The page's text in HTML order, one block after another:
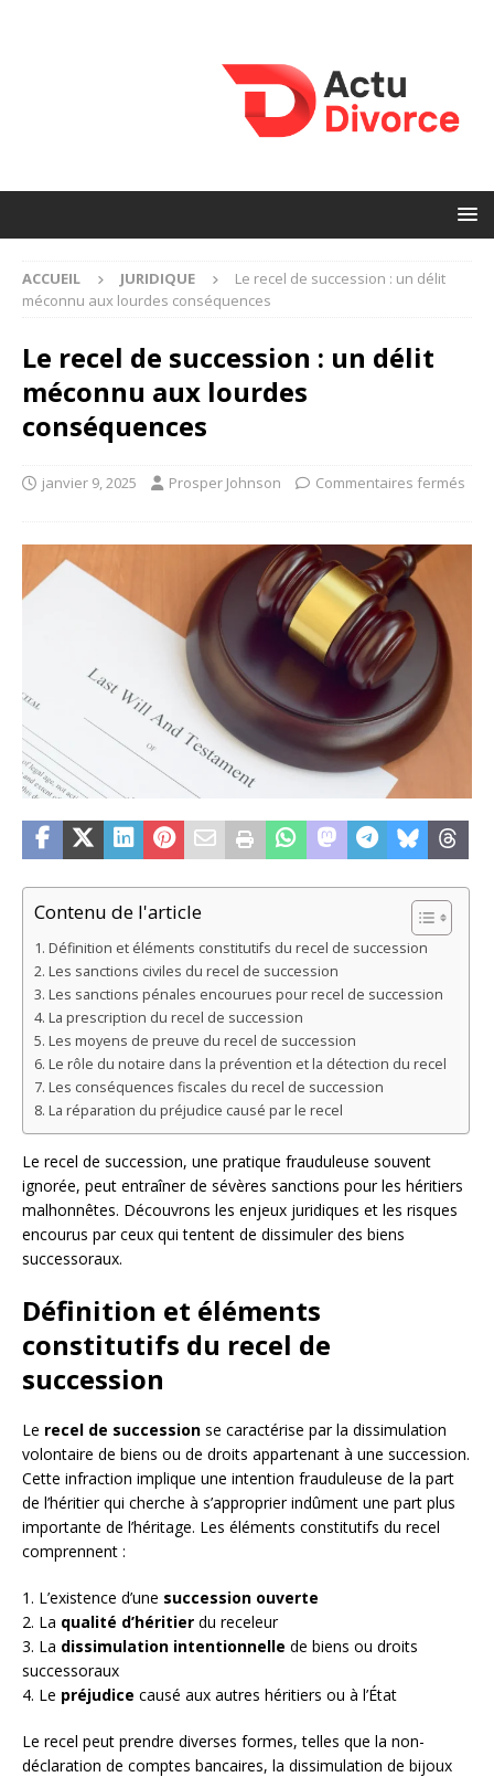
ACCUEIL JURIDIQUE
Le recel de succession : un délit
méconnu aux lourdes conséquences
Le recel de succession : un délit
méconnu aux lourdes
conséquences
janvier 9, 2025 Prosper Johnson Commentaires fermés
Contenu de l'article
Définition et éléments constitutifs du recel de succession
Les sanctions civiles du recel de succession
Les sanctions pénales encourues pour recel de succession
La prescription du recel de succession
Les moyens de preuve du recel de succession
Le rôle du notaire dans la prévention et la détection du recel
Les conséquences fiscales du recel de succession
La réparation du préjudice causé par le recel
Le recel de succession, une pratique frauduleuse souvent
ignorée, peut entraîner de sévères sanctions pour les héritiers
malhonnêtes. Découvrons les enjeux juridiques et les risques
encourus par ceux qui tentent de dissimuler des biens
successoraux.
Définition et éléments
constitutifs du recel de
succession
Le recel de succession se caractérise par la dissimulation
volontaire de biens ou de droits appartenant à une succession.
Cette infraction implique une intention frauduleuse de la part
de l’héritier qui cherche à s’approprier indûment une part plus
importante de l’héritage. Les éléments constitutifs du recel
comprennent :
1. L’existence d’une succession ouverte
2. La qualité d’héritier du receleur
3. La dissimulation intentionnelle de biens ou droits
successoraux
4. Le préjudice causé aux autres héritiers ou à l’État
Le recel peut prendre diverses formes, telles que la non-
déclaration de comptes bancaires, la dissimulation de bijoux